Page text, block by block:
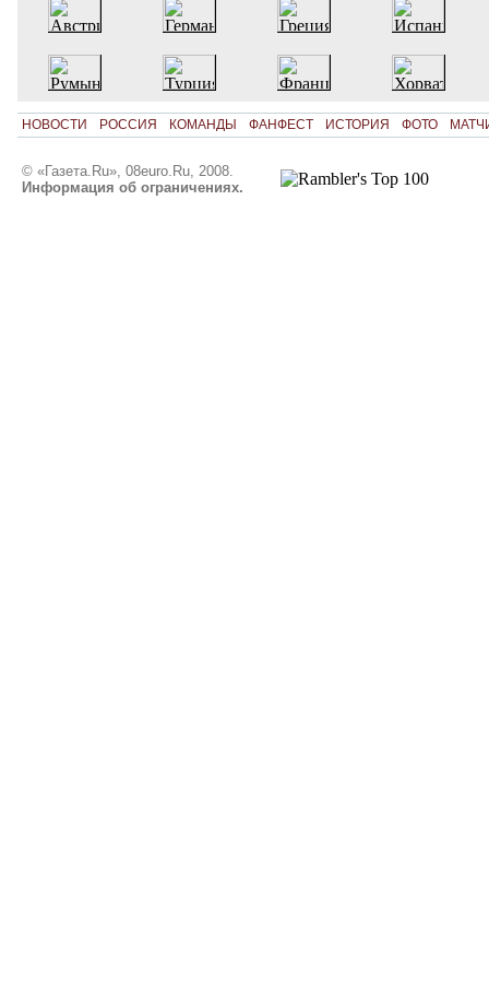
НОВОСТИ РОССИЯ КОМАНДЫ ФАНФЕСТ ИСТОРИЯ ФОТО
© «Газета.Ru», 08euro.Ru, 2008.
Информация об ограничениях.